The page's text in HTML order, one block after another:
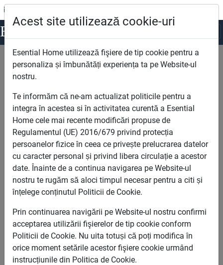
Esential Home
Esential Home Case noi de vanzare Bucuresti
Cautare
Camere
Zona
Acest site utilizează cookie-uri
Esential Home utilizează fişiere de tip cookie pentru a
personaliza și îmbunătăți experiența ta pe Website-ul
nostru.
Te informăm că ne-am actualizat politicile pentru a
integra în acestea si în activitatea curentă a Esential
Home cele mai recente modificări propuse de
Regulamentul (UE) 2016/679 privind protecția
persoanelor fizice în ceea ce privește prelucrarea datelor
cu caracter personal și privind libera circulație a acestor
date. Înainte de a continua navigarea pe Website-ul
nostru te rugăm să aloci timpul necesar pentru a citi și
înțelege conținutul Politicii de Cookie.
Prin continuarea navigării pe Website-ul nostru confirmi
acceptarea utilizării fişierelor de tip cookie conform
Politicii de Cookie. Nu uita totuși că poți modifica în
orice moment setările acestor fişiere cookie urmând
instrucțiunile din Politica de Cookie.